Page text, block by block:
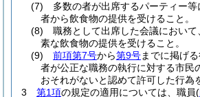
(7)
多数の者が出席するパーティー
者から飲食物の提供を受けること。
(8)
職務として出席した会議におい
素な飲食物の提供を受けること。
(9)
前項第7号から第9号までに掲げ
者が公正な職務の執行に対する市民
おそれがないと認めて許可した行為
3
第1項の規定の適用については、職員(